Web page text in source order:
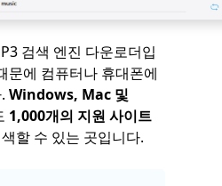
검색 엔진 다운로더입
문에 컴퓨터나 휴대폰에
Windows, Mac 및
1,000개의 지원 사이트
할 수 있는 곳입니다.